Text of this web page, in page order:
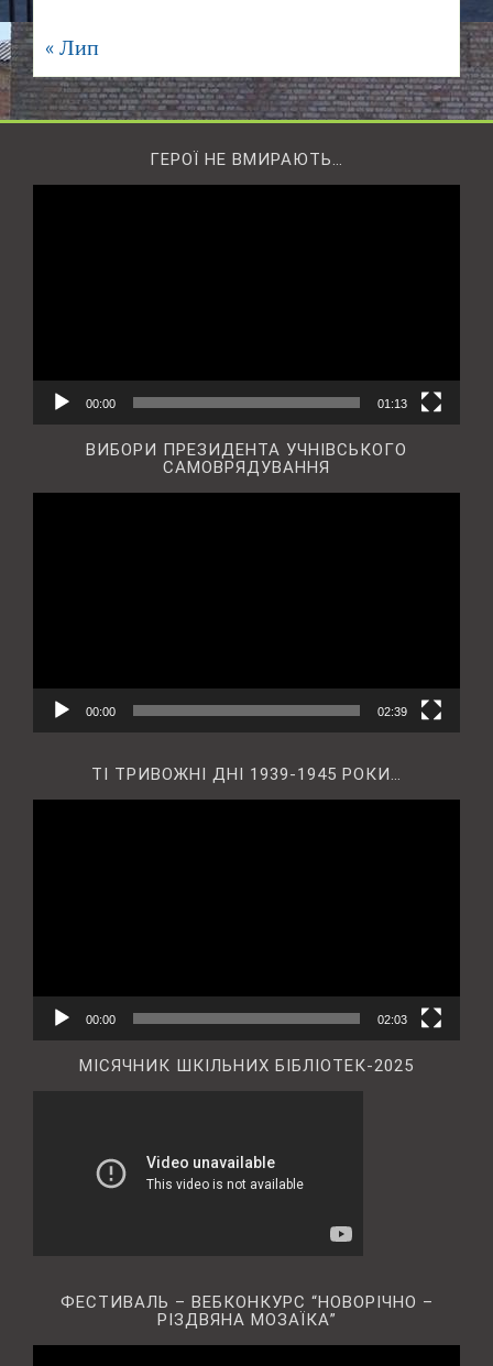
« Лип
ГЕРОЇ НЕ ВМИРАЮТЬ…
00:00 01:13
ВИБОРИ ПРЕЗИДЕНТА УЧНІВСЬКОГО
САМОВРЯДУВАННЯ
00:00 02:39
ТІ ТРИВОЖНІ ДНІ 1939-1945 РОКИ…
00:00 02:03
МІСЯЧНИК ШКІЛЬНИХ БІБЛІОТЕК-2025
ФЕСТИВАЛЬ – ВЕБКОНКУРС “НОВОРІЧНО –
РІЗДВЯНА МОЗАЇКА”